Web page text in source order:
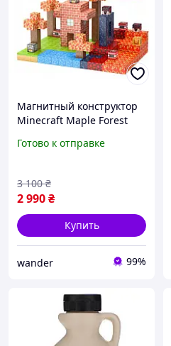
Магнитный конструктор
Minecraft Maple Forest
Приключения в кленовом
Готово к отправке
2 990₴
3 100 ₴
Купить
wander 99%